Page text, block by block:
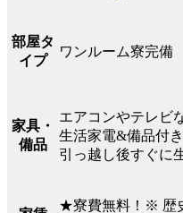
部屋タ
イプ
ワンルーム寮完備
家具・
備品
エアコンやテレビ
生活家電&備品付き
引っ越し後すぐに
★寮費無料！※ 歴